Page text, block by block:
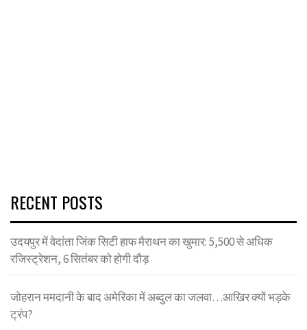
RECENT POSTS
उदयपुर में वेदांता जिंक सिटी हाफ मैराथन का खुमार: 5,500 से अधिक
रजिस्ट्रेशन, 6 सितंबर को होगी दौड़
जोहरान ममदानी के बाद अमेरिका में अब्दुल का जलवा…आखिर क्यों भड़के
ट्रंप?